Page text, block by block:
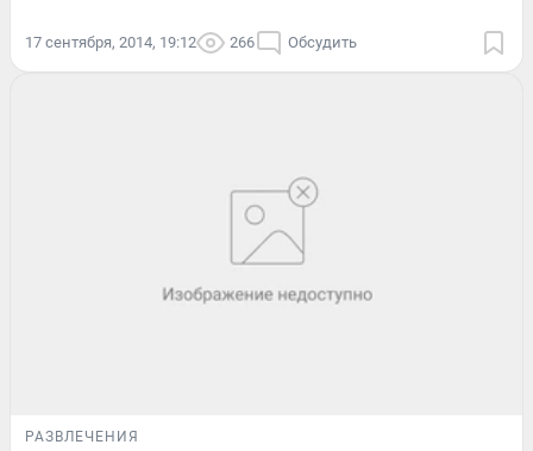
17 сентября, 2014, 19:12 266 Обсудить
РАЗВЛЕЧЕНИЯ